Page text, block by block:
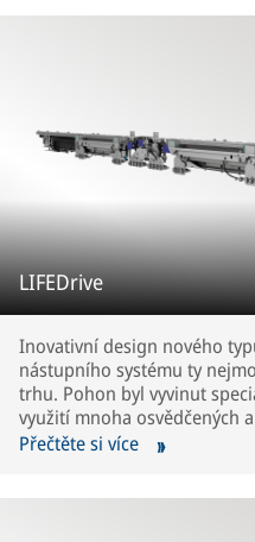
LIFEDrive
Inovativní design nového
nástupního systému ty
trhu. Pohon byl vyvinut
využití mnoha osvědčených
Přečtěte si více